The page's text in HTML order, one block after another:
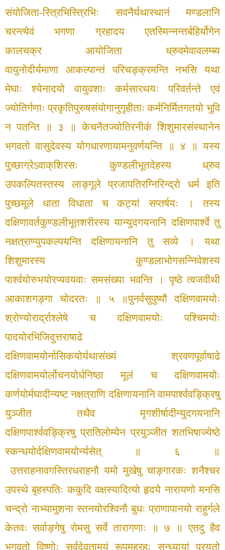
संयोजिता-स्त्रिभिस्त्रिभिः सवनैर्यथास्थानं मण्डलानि
चरन्त्येवंभगणा ग्रहादय एतस्मिन्नन्तर्बहिर्योगेन
कालचक्र आयोजिता ध्रुवमेवावलम्ब्य
वायुनोदीर्यमाणा आकल्पान्तं परिचङ्क्रमन्ति नभसि यथा
मेघाःश्येनादयो वायुवशाः कर्मसारथयः परिवर्तन्तेएवं
ज्योतिर्गणाः प्रकृतिपुरुषसंयोगानुगृहीताःकर्मनिर्मितगतयो भुवि
न पतन्ति ॥ ३ ॥केचनैतज्योतिरनीकं शिशुमारसंस्थानेन
भगवतोवासुदेवस्य योगधारणायामनुवर्णयन्ति ॥ ४ ॥यस्य
पुच्छाग्रेऽवाक्‌शिरसः कुण्डलीभूतदेहस्य ध्रुव
उपकल्पितस्तस्य लाङ्गूले प्रजापतिरग्निरिन्द्रो धर्म इति
पुच्छमूले धाता विधाता च कट्यांसप्तर्षयः । तस्य
दक्षिणावर्तकुण्डलीभूतशरीरस्ययान्युदगयनानि दक्षिणपार्श्वे तु
नक्षत्राण्युपकल्पयन्तिदक्षिणायनानि तु सव्ये । यथा
शिशुमारस्यकुण्डलाभोगसन्निवेशस्य
पार्श्वयोरुभयोरप्यवयवाःसमसंख्या भवन्ति । पृष्ठे त्वजवीथी
आकाशगङ्गाचोदरतः ॥ ५ ॥पुनर्वसुपुष्यौ दक्षिणवामयोः
श्रोण्योरार्द्राश्लेषेच दक्षिणवामयोः पश्चिमयोः
पादयोरभिजिदुत्तराषाढे
दक्षिणवामयोर्नासिकयोर्यथासंख्यंश्रवणपूर्वाषाढे
दक्षिणवामयोर्लोचनयोर्धनिष्ठा मूलंच दक्षिणवामयोः
कर्णयोर्मघादीन्यष्ट नक्षत्राणिदक्षिणायनानि वामपार्श्ववङ्क्रिषु
युञ्जीत तथैवमृगशीर्षादीन्युदगयनानि
दक्षिणपार्श्ववङ्क्रिषुप्रातिलोम्येन प्रयुञ्जीत शतभिषाज्येष्ठे
स्कन्धयोर्दक्षिणवामयोर्न्यसेत् ॥ ६ ॥
उत्तराहनावगस्तिरधराहनौ यमो मुखेषुचाङ्गारकः शनैश्चर
उपस्थे बृहस्पतिः ककुदिवक्षस्यादित्यो हृदये नारायणो मनसि
चन्द्रोनाभ्यामुशना स्तनयोरश्विनौ बुधः प्राणापानयोराहुर्गले
केतवः सर्वाङ्गेषु रोमसु सर्वे तारागणाः ॥ ७ ॥एतदु हैव
भगवतो विष्णोः सर्वदेवतामयंरूपमहरहः सन्ध्यायां प्रयतो